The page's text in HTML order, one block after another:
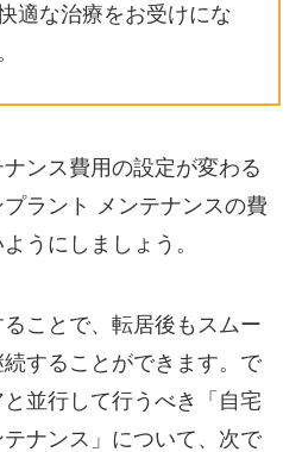
適な治療をお受けにな
ンス費用の設定が変わる
ラント メンテナンスの費
うにしましょう。
ことで、転居後もスムー
することができます。で
並行して行うべき「自宅
ナンス」について、次で